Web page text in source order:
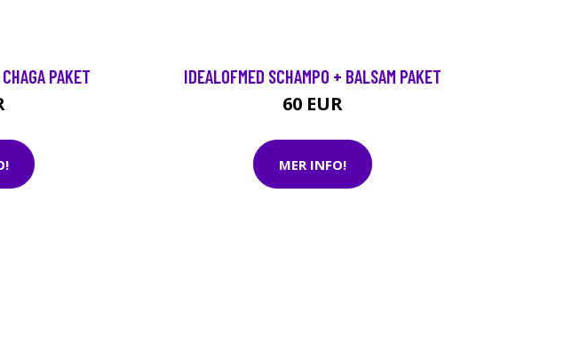
PAKET IDEALOFMED SCHAMPO + BALSAM PAKET
60 EUR
MER INFO!